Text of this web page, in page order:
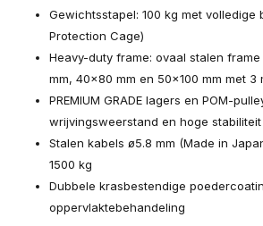
Gewichtsstapel: 100 kg met volledige
Protection Cage)
Heavy-duty frame: ovaal stalen frame
mm, 40x80 mm en 50x100 mm met 3
PREMIUM GRADE lagers en POM-
wrijvingsweerstand en hoge stabiliteit
Stalen kabels ø5.8 mm (Made in
1500 kg
Dubbele krasbestendige
oppervlaktebehandeling